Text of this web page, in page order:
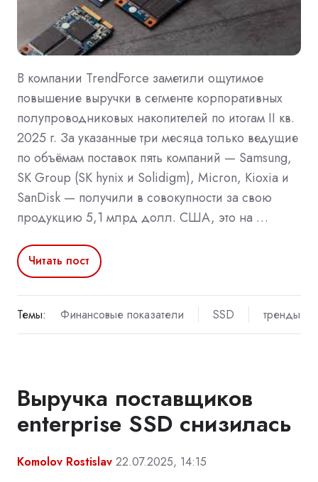
В компании TrendForce заметили ощутимое
повышение выручки в сегменте корпоративных
полупроводниковых накопителей по итогам II кв.
2025 г. За указанные три месяца только ведущие
по объёмам поставок пять компаний — Samsung,
SK Group (SK hynix и Solidigm), Micron, Kioxia и
SanDisk — получили в совокупности за свою
продукцию 5,1 млрд долл. США, это на …
Читать пост
Темы: Финансовые показатели SSD тренды
Выручка поставщиков
enterprise SSD снизилась
Komolov Rostislav 22.07.2025, 14:15